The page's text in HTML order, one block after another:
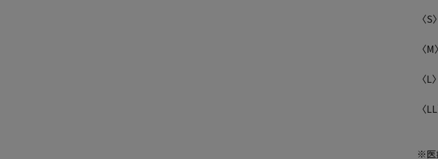
〈
〈
〈
〈
※医